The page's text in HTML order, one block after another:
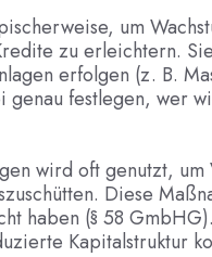
um
zu erleichtern.
erfolgen (z. B.
genau festlegen, wer
wird oft genutzt, um
Diese
haben (§ 58
Kapitalstruktur